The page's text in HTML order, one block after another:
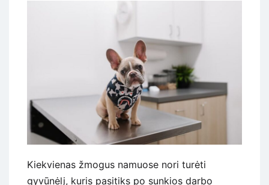
Kiekvienas žmogus namuose nori turėti
gyvūnėlį, kuris pasitiks po sunkios darbo